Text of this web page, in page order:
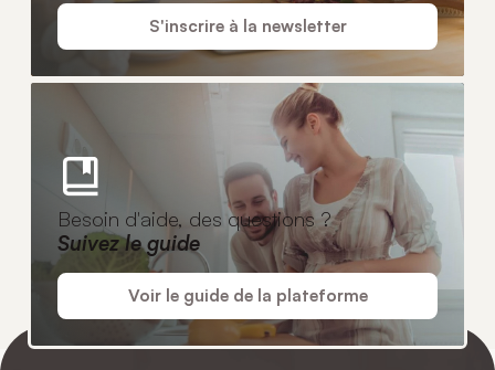
S'inscrire à la newsletter
Besoin d'aide, des questions ?
Suivez le guide
Voir le guide de la plateforme